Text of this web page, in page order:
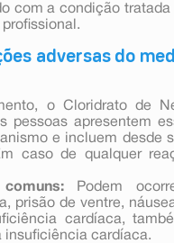
com a condição
adversas do
o Cloridrato de
pessoas apresentem
e incluem desde
caso de qualquer
Podem
prisão de ventre,
cardíaca,
insuficiência cardíaca.